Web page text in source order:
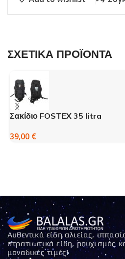
ΣΧΕΤΙΚΑ ΠΡΟΪΟΝΤΑ
Σακίδιο FOSTEX 35 litra
39,00 €
Αυθεντικά είδη αλιείας,
στρατιωτικά είδη, ρουχισμός
μοναδικές τιμές!